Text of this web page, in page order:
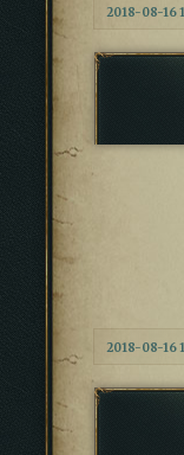
2018-08-16
2018-08-16